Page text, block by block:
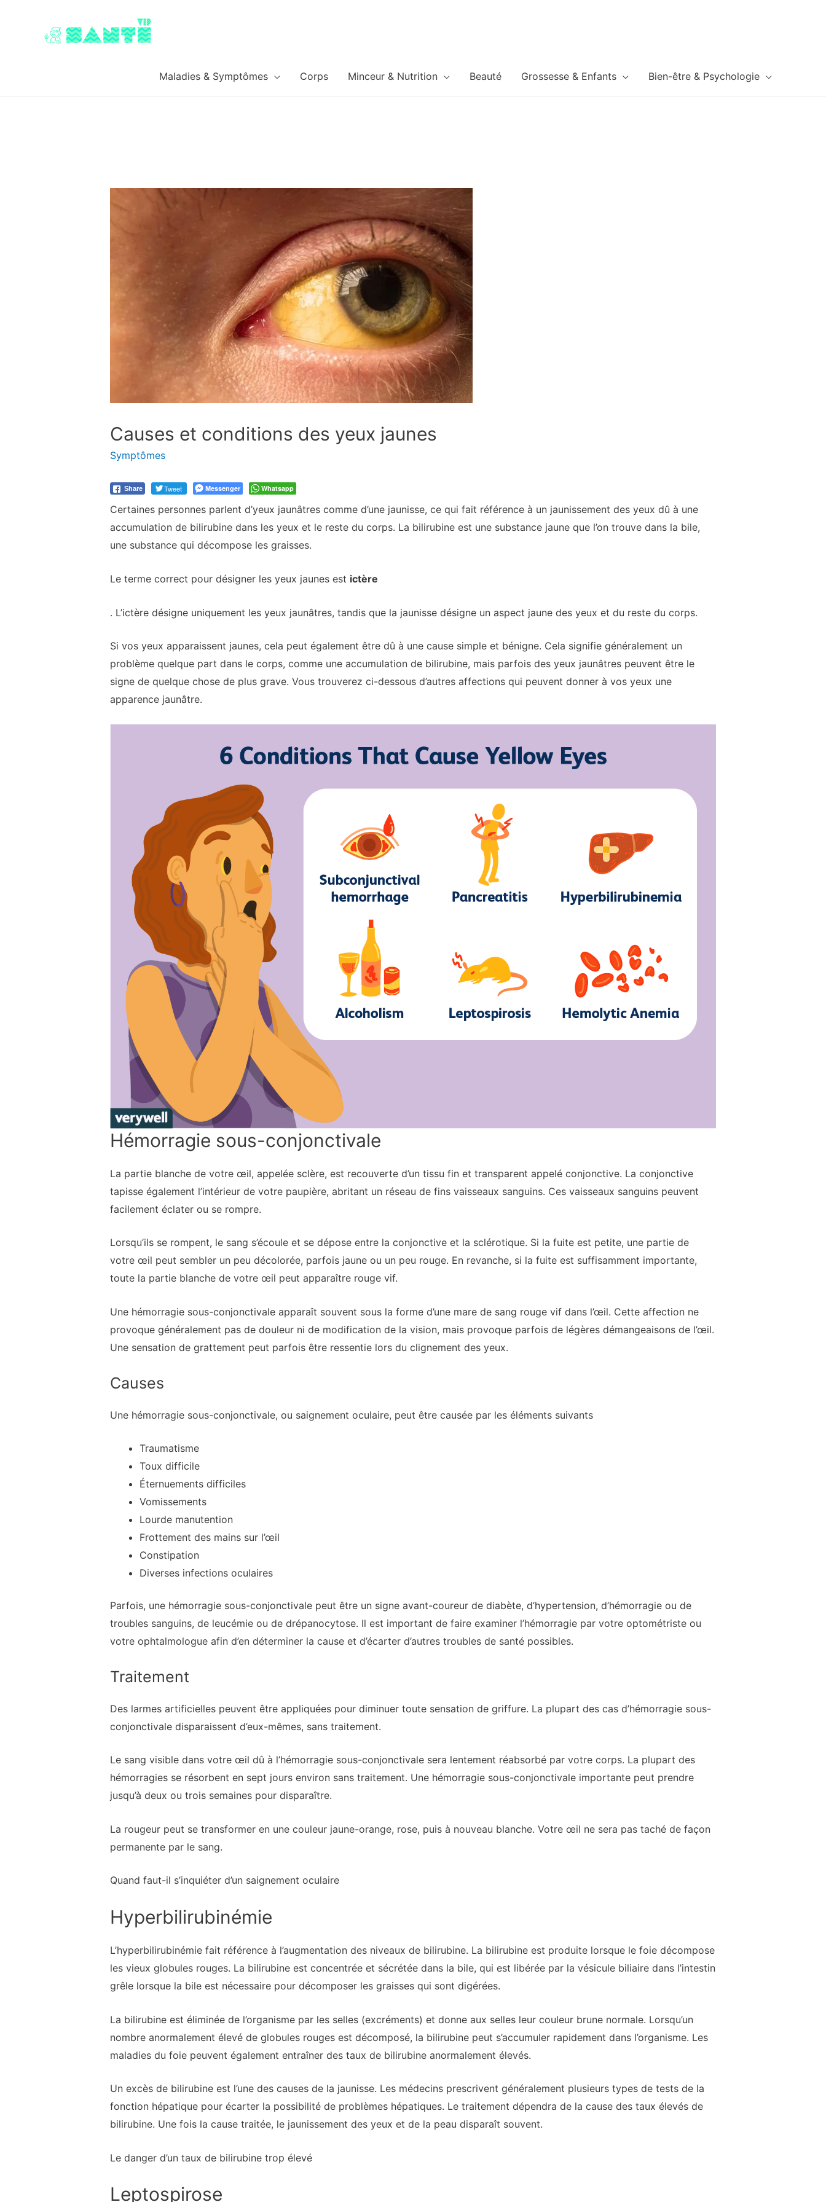
Maladies & Symptômes Corps Minceur & Nutrition Beauté Grossesse & Enfants Bien-être & Psychologie
Causes et conditions des yeux jaunes
Symptômes
Share Tweet Messenger Whatsapp
Certaines personnes parlent d’yeux jaunâtres comme d’une jaunisse, ce qui fait référence à un jaunissement des yeux dû à une
accumulation de bilirubine dans les yeux et le reste du corps. La bilirubine est une substance jaune que l’on trouve dans la bile,
une substance qui décompose les graisses.
Le terme correct pour désigner les yeux jaunes est ictère
. L’ictère désigne uniquement les yeux jaunâtres, tandis que la jaunisse désigne un aspect jaune des yeux et du reste du corps.
Si vos yeux apparaissent jaunes, cela peut également être dû à une cause simple et bénigne. Cela signifie généralement un
problème quelque part dans le corps, comme une accumulation de bilirubine, mais parfois des yeux jaunâtres peuvent être le
signe de quelque chose de plus grave. Vous trouverez ci-dessous d’autres affections qui peuvent donner à vos yeux une
apparence jaunâtre.
Hémorragie sous-conjonctivale
La partie blanche de votre œil, appelée sclère, est recouverte d’un tissu fin et transparent appelé conjonctive. La conjonctive
tapisse également l’intérieur de votre paupière, abritant un réseau de fins vaisseaux sanguins. Ces vaisseaux sanguins peuvent
facilement éclater ou se rompre.
Lorsqu’ils se rompent, le sang s’écoule et se dépose entre la conjonctive et la sclérotique. Si la fuite est petite, une partie de
votre œil peut sembler un peu décolorée, parfois jaune ou un peu rouge. En revanche, si la fuite est suffisamment importante,
toute la partie blanche de votre œil peut apparaître rouge vif.
Une hémorragie sous-conjonctivale apparaît souvent sous la forme d’une mare de sang rouge vif dans l’œil. Cette affection ne
provoque généralement pas de douleur ni de modification de la vision, mais provoque parfois de légères démangeaisons de l’œil.
Une sensation de grattement peut parfois être ressentie lors du clignement des yeux.
Causes
Une hémorragie sous-conjonctivale, ou saignement oculaire, peut être causée par les éléments suivants
Traumatisme
Toux difficile
Éternuements difficiles
Vomissements
Lourde manutention
Frottement des mains sur l’œil
Constipation
Diverses infections oculaires
Parfois, une hémorragie sous-conjonctivale peut être un signe avant-coureur de diabète, d’hypertension, d’hémorragie ou de
troubles sanguins, de leucémie ou de drépanocytose. Il est important de faire examiner l’hémorragie par votre optométriste ou
votre ophtalmologue afin d’en déterminer la cause et d’écarter d’autres troubles de santé possibles.
Traitement
Des larmes artificielles peuvent être appliquées pour diminuer toute sensation de griffure. La plupart des cas d’hémorragie sous-
conjonctivale disparaissent d’eux-mêmes, sans traitement.
Le sang visible dans votre œil dû à l’hémorragie sous-conjonctivale sera lentement réabsorbé par votre corps. La plupart des
hémorragies se résorbent en sept jours environ sans traitement. Une hémorragie sous-conjonctivale importante peut prendre
jusqu’à deux ou trois semaines pour disparaître.
La rougeur peut se transformer en une couleur jaune-orange, rose, puis à nouveau blanche. Votre œil ne sera pas taché de façon
permanente par le sang.
Quand faut-il s’inquiéter d’un saignement oculaire
Hyperbilirubinémie
L’hyperbilirubinémie fait référence à l’augmentation des niveaux de bilirubine. La bilirubine est produite lorsque le foie décompose
les vieux globules rouges. La bilirubine est concentrée et sécrétée dans la bile, qui est libérée par la vésicule biliaire dans l’intestin
grêle lorsque la bile est nécessaire pour décomposer les graisses qui sont digérées.
La bilirubine est éliminée de l’organisme par les selles (excréments) et donne aux selles leur couleur brune normale. Lorsqu’un
nombre anormalement élevé de globules rouges est décomposé, la bilirubine peut s’accumuler rapidement dans l’organisme. Les
maladies du foie peuvent également entraîner des taux de bilirubine anormalement élevés.
Un excès de bilirubine est l’une des causes de la jaunisse. Les médecins prescrivent généralement plusieurs types de tests de la
fonction hépatique pour écarter la possibilité de problèmes hépatiques. Le traitement dépendra de la cause des taux élevés de
bilirubine. Une fois la cause traitée, le jaunissement des yeux et de la peau disparaît souvent.
Le danger d’un taux de bilirubine trop élevé
Leptospirose